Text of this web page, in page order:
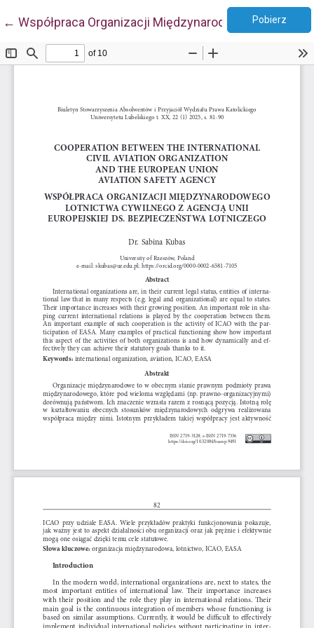
← Wróć do szczegółów artykułu
Współpraca Organizacji MiędzynarodowegoPobierz